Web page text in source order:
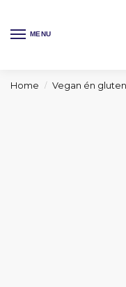
MENU
Home / Vegan én